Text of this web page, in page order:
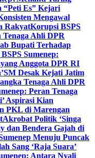
“Peti Es” Kejari
Mengawal
RakyatKorupsi BSPS
Tenaga Ahli DPR
Bupati Terhadap
Sumenep:
Anggota DPR RI
Desak Kejati Jatim
Tenaga Ahli DPR
Peran Tenaga
Aspirasi Kian
PKL di Marengan
Akrobat Politik ‘Singa
dan Bendera Gajah di
Menuju Puncak
Sang ‘Raja Suara’
Antara Nyali